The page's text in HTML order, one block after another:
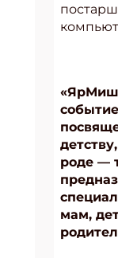
роде —
мам,